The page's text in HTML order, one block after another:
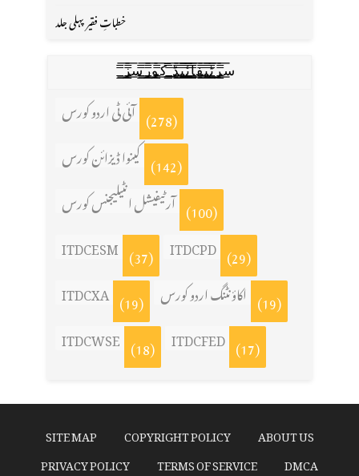
خطباتِ فقیر پہلی جلد
س̳̿͟͞ر̳̿͟͞ٹ̳̿͟͞ی̳̿͟͞ف̳̿͟͞ا̳̿͟͞ي̳̳̿ٔ̿͟͟͞͞ی̳̿͟͞ڈ̳̿͟͞ ̳̿͟͞ک̳̿͟͞و̳̿͟͞ر̳̿͟͞س̳̿͟͞ز̳̿͟͞
آئی ٹی اردو کورس (278)
کینوا ڈیزائن کورس (142)
آرٹیفیشل انٹیلیجنس کورس (100)
ITDCESM (37) ITDCPD (29)
ITDCXA (19) اکاؤنٹنگ اردو کورس (19)
ITDCWSE (18) ITDCFED (17)
ABOUT US
COPYRIGHT POLICY
SITE MAP
DMCA
TERMS OF SERVICE
PRIVACY POLICY